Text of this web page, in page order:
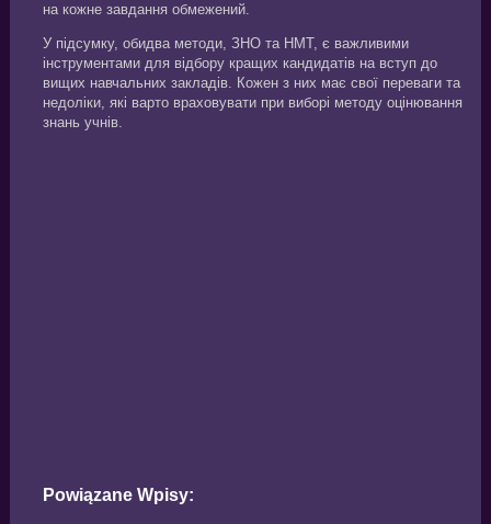
на кожне завдання обмежений.
У підсумку, обидва методи, ЗНО та НМТ, є важливими
інструментами для відбору кращих кандидатів на вступ до
вищих навчальних закладів. Кожен з них має свої переваги та
недоліки, які варто враховувати при виборі методу оцінювання
знань учнів.
Powiązane Wpisy: